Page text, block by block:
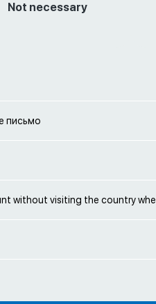
Not necessary
письмо
without visiting the country